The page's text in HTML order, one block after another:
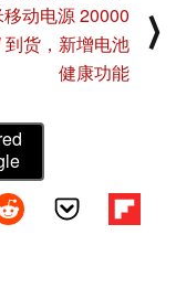
动电源 20000
到货，新增电池
健康功能
⟩